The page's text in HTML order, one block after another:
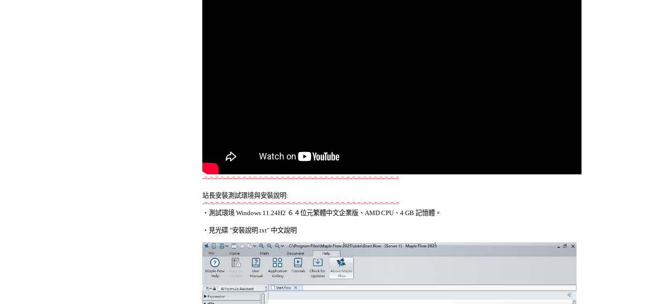
-=-=-=-=-=-=-=-=-=-=-=-=-=-=-=-=-=-=-=-=-=-=-=-=-=-=-=-=-=-=-=-=-=-=-=-=
站長安裝測試環境與安裝說明:
-=-=-=-=-=-=-=-=-=-=-=-=-=-=-=-=-=-=-=-=-=-=-=-=-=-=-=-=-=-=-=-=-=-=-=-=
‧測試環境 Windows 11.24H2 ６４位元繁體中文企業版、AMD CPU、4 GB 記憶體。
‧見光碟 "安裝說明.txt" 中文說明